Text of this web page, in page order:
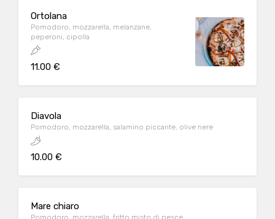
Ortolana
Pomodoro, mozzarella, melanzane,
peperoni, cipolla
11.00 €
Diavola
Pomodoro, mozzarella, salamino piccante, olive nere
10.00 €
Mare chiaro
Pomodoro, mozzarella, fritto misto di pesce